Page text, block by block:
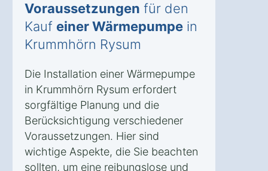
Voraussetzungen für den
Kauf einer Wärmepumpe in
Krummhörn Rysum
Die Installation einer Wärmepumpe
in Krummhörn Rysum erfordert
sorgfältige Planung und die
Berücksichtigung verschiedener
Voraussetzungen. Hier sind
wichtige Aspekte, die Sie beachten
sollten, um eine reibungslose und